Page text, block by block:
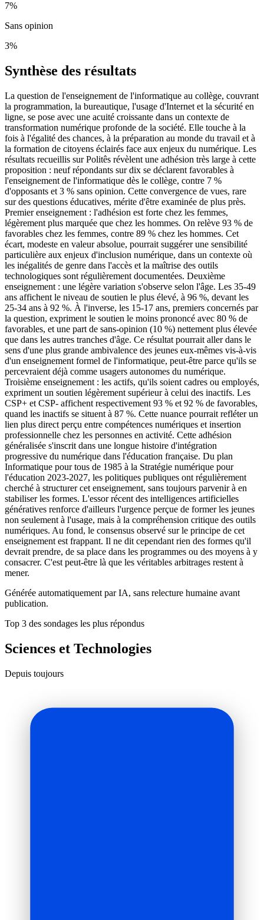
7%
Sans opinion
3%
Synthèse des résultats
La question de l'enseignement de l'informatique au collège, couvrant
la programmation, la bureautique, l'usage d'Internet et la sécurité en
ligne, se pose avec une acuité croissante dans un contexte de
transformation numérique profonde de la société. Elle touche à la
fois à l'égalité des chances, à la préparation au monde du travail et à
la formation de citoyens éclairés face aux enjeux du numérique. Les
résultats recueillis sur Politês révèlent une adhésion très large à cette
proposition : neuf répondants sur dix se déclarent favorables à
l'enseignement de l'informatique dès le collège, contre 7 %
d'opposants et 3 % sans opinion. Cette convergence de vues, rare
sur des questions éducatives, mérite d'être examinée de plus près.
Premier enseignement : l'adhésion est forte chez les femmes,
légèrement plus marquée que chez les hommes. On relève 93 % de
favorables chez les femmes, contre 89 % chez les hommes. Cet
écart, modeste en valeur absolue, pourrait suggérer une sensibilité
particulière aux enjeux d'inclusion numérique, dans un contexte où
les inégalités de genre dans l'accès et la maîtrise des outils
technologiques sont régulièrement documentées. Deuxième
enseignement : une légère variation s'observe selon l'âge. Les 35-49
ans affichent le niveau de soutien le plus élevé, à 96 %, devant les
25-34 ans à 92 %. À l'inverse, les 15-17 ans, premiers concernés par
la question, expriment le soutien le moins prononcé avec 80 % de
favorables, et une part de sans-opinion (10 %) nettement plus élevée
que dans les autres tranches d'âge. Ce résultat pourrait aller dans le
sens d'une plus grande ambivalence des jeunes eux-mêmes vis-à-vis
d'un enseignement formel de l'informatique, peut-être parce qu'ils se
percevraient déjà comme usagers autonomes du numérique.
Troisième enseignement : les actifs, qu'ils soient cadres ou employés,
expriment un soutien légèrement supérieur à celui des inactifs. Les
CSP+ et CSP- affichent respectivement 93 % et 92 % de favorables,
quand les inactifs se situent à 87 %. Cette nuance pourrait refléter un
lien plus direct perçu entre compétences numériques et insertion
professionnelle chez les personnes en activité. Cette adhésion
généralisée s'inscrit dans une longue histoire d'intégration
progressive du numérique dans l'éducation française. Du plan
Informatique pour tous de 1985 à la Stratégie numérique pour
l'éducation 2023-2027, les politiques publiques ont régulièrement
cherché à structurer cet enseignement, sans toujours parvenir à en
stabiliser les formes. L'essor récent des intelligences artificielles
génératives renforce d'ailleurs l'urgence perçue de former les jeunes
non seulement à l'usage, mais à la compréhension critique des outils
numériques. Au fond, le consensus observé sur le principe de cet
enseignement est frappant. Il ne dit cependant rien des formes qu'il
devrait prendre, de sa place dans les programmes ou des moyens à y
consacrer. C'est peut-être là que les véritables arbitrages restent à
mener.
Générée automatiquement par IA, sans relecture humaine avant
publication.
Top 3 des sondages les plus répondus
Sciences et Technologies
Depuis toujours